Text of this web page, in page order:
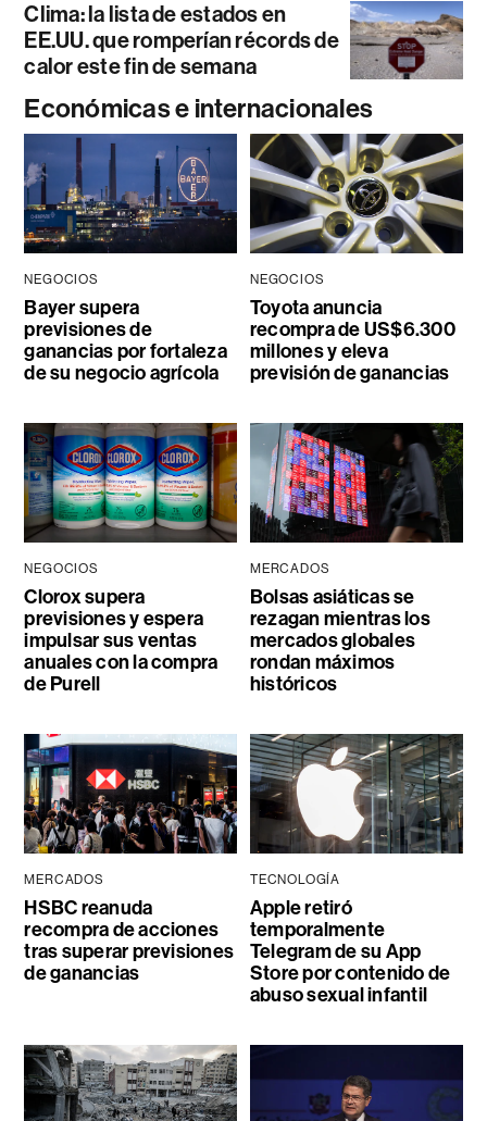
Clima: la lista de estados en
EE.UU. que romperían récords de
calor este fin de semana
Económicas e internacionales
NEGOCIOS
Bayer supera
previsiones de
ganancias por fortaleza
de su negocio agrícola
NEGOCIOS
Toyota anuncia
recompra de US$6.300
millones y eleva
previsión de ganancias
NEGOCIOS
Clorox supera
previsiones y espera
impulsar sus ventas
anuales con la compra
de Purell
MERCADOS
Bolsas asiáticas se
rezagan mientras los
mercados globales
rondan máximos
históricos
MERCADOS
HSBC reanuda
recompra de acciones
tras superar previsiones
de ganancias
TECNOLOGÍA
Apple retiró
temporalmente
Telegram de su App
Store por contenido de
abuso sexual infantil